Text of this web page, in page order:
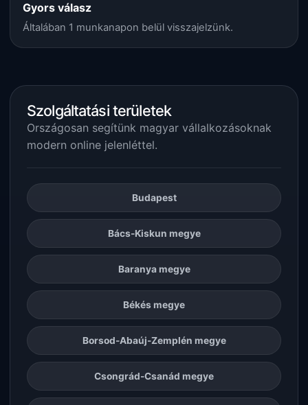
Gyors válasz
Általában 1 munkanapon belül visszajelzünk.
Szolgáltatási területek
Országosan segítünk magyar vállalkozásoknak
modern online jelenléttel.
Budapest
Bács-Kiskun megye
Baranya megye
Békés megye
Borsod-Abaúj-Zemplén megye
Csongrád-Csanád megye